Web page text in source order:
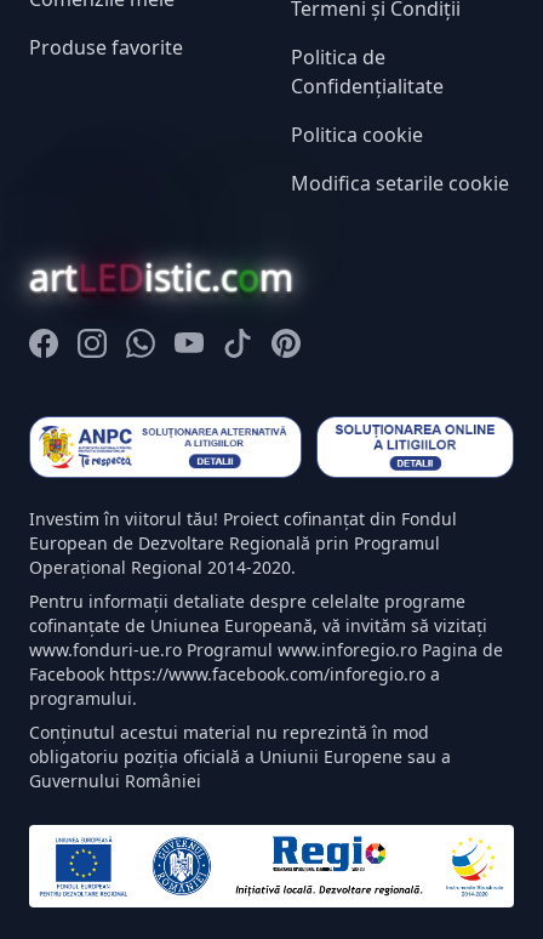
Produse favorite
Termeni și Condiții
Politica de
Confidențialitate
Politica cookie
Modifica setarile cookie
artLEDistic.com
FacebookInstagramWhatsappYoutubeTiktokPinterest
Investim în viitorul tău! Proiect cofinanțat din Fondul
European de Dezvoltare Regională prin Programul
Operațional Regional 2014-2020.
Pentru informații detaliate despre celelalte programe
cofinanțate de Uniunea Europeană, vă invităm să vizitați
www.fonduri-ue.ro Programul www.inforegio.ro Pagina de
Facebook https://www.facebook.com/inforegio.ro a
programului.
Conținutul acestui material nu reprezintă în mod
obligatoriu poziția oficială a Uniunii Europene sau a
Guvernului României